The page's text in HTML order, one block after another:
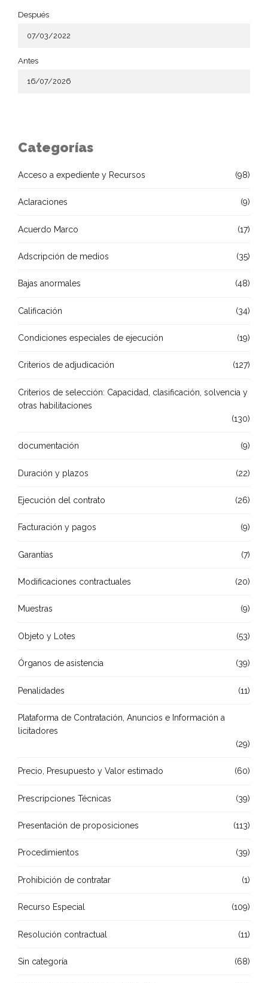
Después
Antes
Categorías
Acceso a expediente y Recursos (98)
Aclaraciones (9)
Acuerdo Marco (17)
Adscripción de medios (35)
Bajas anormales (48)
Calificación (34)
Condiciones especiales de ejecución (19)
Criterios de adjudicación (127)
Criterios de selección: Capacidad, clasificación, solvencia y
otras habilitaciones
(130)
documentación (9)
Duración y plazos (22)
Ejecución del contrato (26)
Facturación y pagos (9)
Garantías (7)
Modificaciones contractuales (20)
Muestras (9)
Objeto y Lotes (53)
Órganos de asistencia (39)
Penalidades (11)
Plataforma de Contratación, Anuncios e Información a
licitadores
(29)
Precio, Presupuesto y Valor estimado (60)
Prescripciones Técnicas (39)
Presentación de proposiciones (113)
Procedimientos (39)
Prohibición de contratar (1)
Recurso Especial (109)
Resolución contractual (11)
Sin categoría (68)